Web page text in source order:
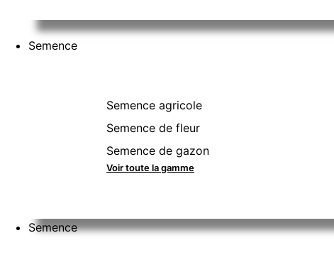
Semence
Semence agricole
Semence de fleur
Semence de gazon
Voir toute la gamme
Semence